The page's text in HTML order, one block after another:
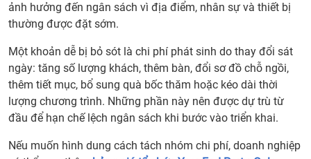
ảnh hưởng đến ngân sách vì địa điểm, nhân sự và thiết bị
thường được đặt sớm.
Một khoản dễ bị bỏ sót là chi phí phát sinh do thay đổi sát
ngày: tăng số lượng khách, thêm bàn, đổi sơ đồ chỗ ngồi,
thêm tiết mục, bổ sung quà bốc thăm hoặc kéo dài thời
lượng chương trình. Những phần này nên được dự trù từ
đầu để hạn chế lệch ngân sách khi bước vào triển khai.
Nếu muốn hình dung cách tách nhóm chi phí, doanh nghiệp